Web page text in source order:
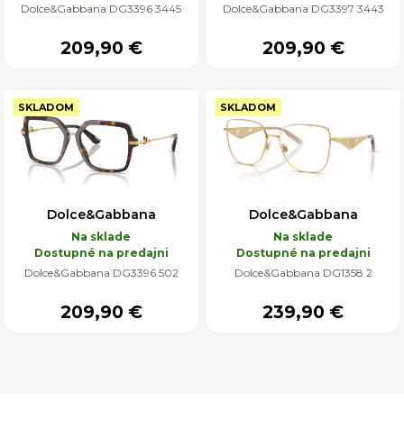
Dolce&Gabbana DG3396 3445
209,90 €
Dolce&Gabbana DG3397 3443
209,90 €
SKLADOM
Dolce&Gabbana
Na sklade
Dostupné na predajni
Dolce&Gabbana DG3396 502
209,90 €
SKLADOM
Dolce&Gabbana
Na sklade
Dostupné na predajni
Dolce&Gabbana DG1358 2
239,90 €